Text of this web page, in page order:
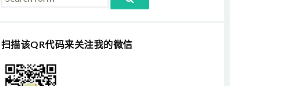
扫描该QR代码来关注我的微信